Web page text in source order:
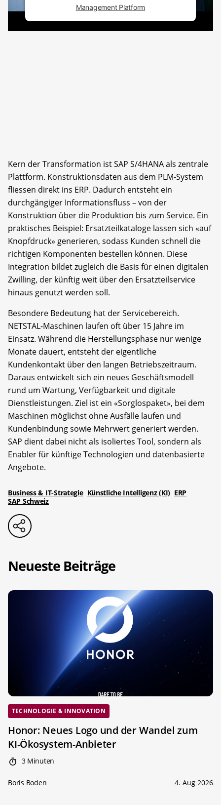
Management Platform
Kern der Transformation ist SAP S/4HANA als zentrale
Plattform. Konstruktionsdaten aus dem PLM-System
fliessen direkt ins ERP. Dadurch entsteht ein
durchgängiger Informationsfluss – von der
Konstruktion über die Produktion bis zum Service. Ein
praktisches Beispiel: Ersatzteilkataloge lassen sich «auf
Knopfdruck» generieren, sodass Kunden schnell die
richtigen Komponenten bestellen können. Diese
Integration bildet zugleich die Basis für einen digitalen
Zwilling, der künftig weit über den Ersatzteilservice
hinaus genutzt werden soll.
Besondere Bedeutung hat der Servicebereich.
NETSTAL-Maschinen laufen oft über 15 Jahre im
Einsatz. Während die Herstellungsphase nur wenige
Monate dauert, entsteht der eigentliche
Kundenkontakt über den langen Betriebszeitraum.
Daraus entwickelt sich ein neues Geschäftsmodell
rund um Wartung, Verfügbarkeit und digitale
Dienstleistungen. Ziel ist ein «Sorglospaket», bei dem
Maschinen möglichst ohne Ausfälle laufen und
Kundenbindung sowie Mehrwert generiert werden.
SAP dient dabei nicht als isoliertes Tool, sondern als
Enabler für künftige Technologien und datenbasierte
Angebote.
Business & IT-Strategie Künstliche Intelligenz (KI) ERP
SAP Schweiz
Neueste Beiträge
TECHNOLOGIE & INNOVATION
Honor: Neues Logo und der Wandel zum
KI-Ökosystem-Anbieter
3 Minuten
Boris Boden 4. Aug 2026